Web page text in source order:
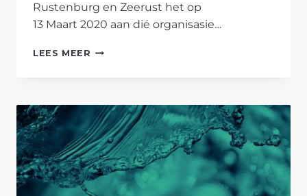
Rustenburg en Zeerust het op
13 Maart 2020 aan dié organisasie…
LEES MEER BUURT-
MARICO
NEEM
AAN
NASIONALE
PATROLLIE
DEEL